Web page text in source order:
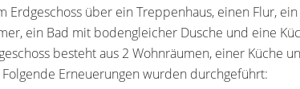
Erdgeschoss über ein Treppenhaus, einen Flur,
ein Bad mit bodengleicher Dusche und eine
besteht aus 2 Wohnräumen, einer Küche
Erneuerungen wurden durchgeführt: